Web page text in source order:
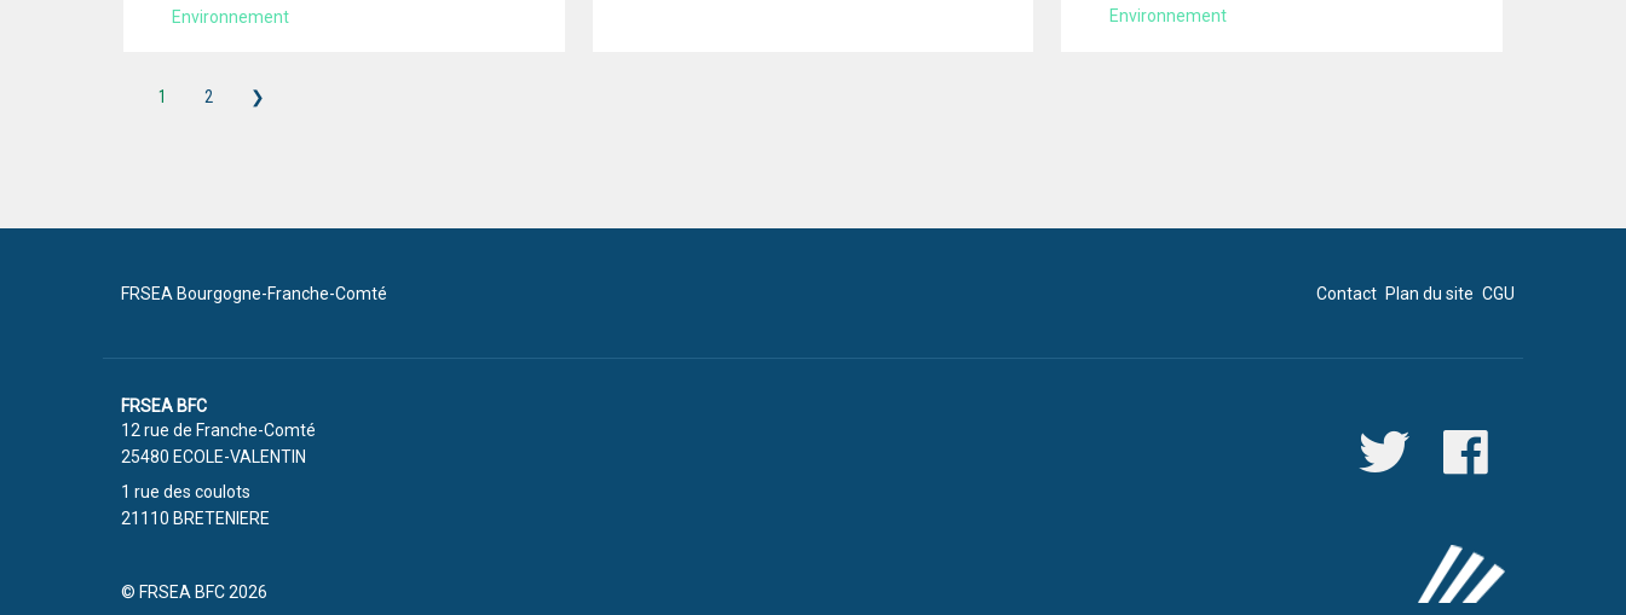
Environnement
Environnement
1 2 ❯
FRSEA Bourgogne-Franche-Comté Contact Plan du site CGU
FRSEA BFC
12 rue de Franche-Comté
25480 ECOLE-VALENTIN
1 rue des coulots
21110 BRETENIERE
© FRSEA BFC 2026